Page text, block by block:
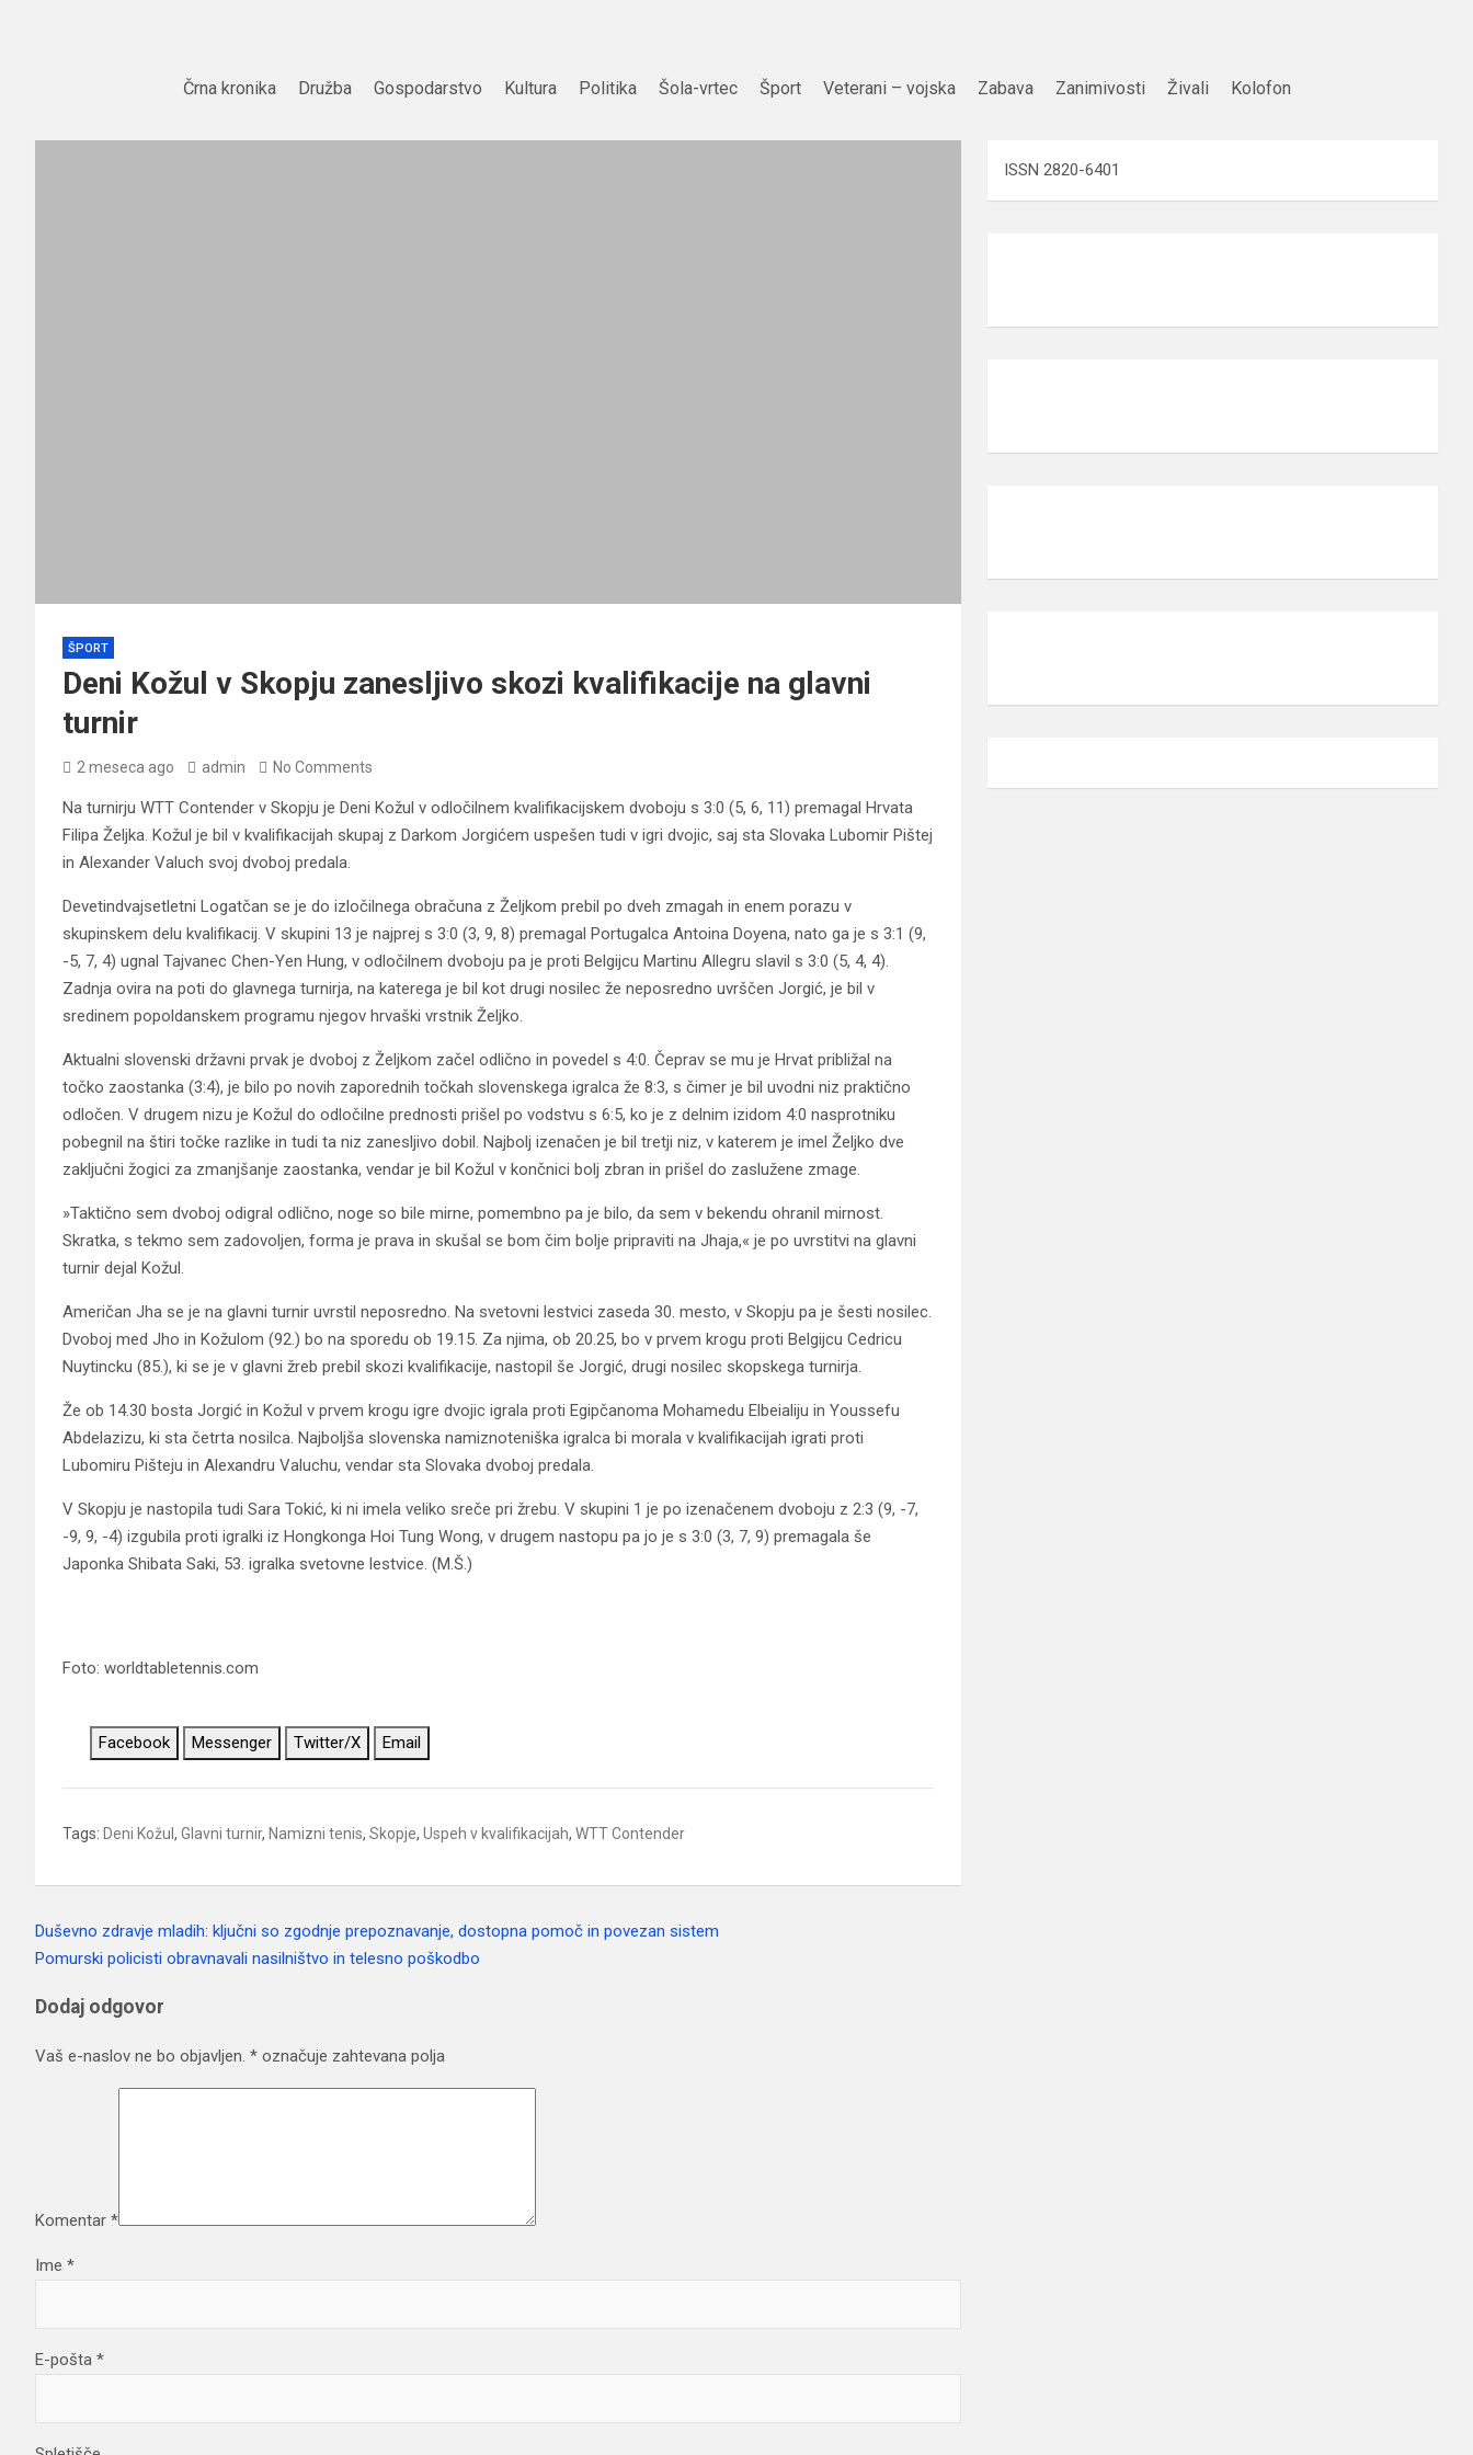
Črna kronika Družba Gospodarstvo Kultura Politika Šola-vrtec Šport Veterani – vojska Zabava Zanimivosti Živali Kolofon
ŠPORT
Deni Kožul v Skopju zanesljivo skozi kvalifikacije na glavni
turnir
2 meseca ago admin No Comments
Na turnirju WTT Contender v Skopju je Deni Kožul v odločilnem kvalifikacijskem dvoboju s 3:0 (5, 6, 11) premagal Hrvata
Filipa Željka. Kožul je bil v kvalifikacijah skupaj z Darkom Jorgićem uspešen tudi v igri dvojic, saj sta Slovaka Lubomir Pištej
in Alexander Valuch svoj dvoboj predala.
Devetindvajsetletni Logatčan se je do izločilnega obračuna z Željkom prebil po dveh zmagah in enem porazu v
skupinskem delu kvalifikacij. V skupini 13 je najprej s 3:0 (3, 9, 8) premagal Portugalca Antoina Doyena, nato ga je s 3:1 (9,
-5, 7, 4) ugnal Tajvanec Chen-Yen Hung, v odločilnem dvoboju pa je proti Belgijcu Martinu Allegru slavil s 3:0 (5, 4, 4).
Zadnja ovira na poti do glavnega turnirja, na katerega je bil kot drugi nosilec že neposredno uvrščen Jorgić, je bil v
sredinem popoldanskem programu njegov hrvaški vrstnik Željko.
Aktualni slovenski državni prvak je dvoboj z Željkom začel odlično in povedel s 4:0. Čeprav se mu je Hrvat približal na
točko zaostanka (3:4), je bilo po novih zaporednih točkah slovenskega igralca že 8:3, s čimer je bil uvodni niz praktično
odločen. V drugem nizu je Kožul do odločilne prednosti prišel po vodstvu s 6:5, ko je z delnim izidom 4:0 nasprotniku
pobegnil na štiri točke razlike in tudi ta niz zanesljivo dobil. Najbolj izenačen je bil tretji niz, v katerem je imel Željko dve
zaključni žogici za zmanjšanje zaostanka, vendar je bil Kožul v končnici bolj zbran in prišel do zaslužene zmage.
»Taktično sem dvoboj odigral odlično, noge so bile mirne, pomembno pa je bilo, da sem v bekendu ohranil mirnost.
Skratka, s tekmo sem zadovoljen, forma je prava in skušal se bom čim bolje pripraviti na Jhaja,« je po uvrstitvi na glavni
turnir dejal Kožul.
Američan Jha se je na glavni turnir uvrstil neposredno. Na svetovni lestvici zaseda 30. mesto, v Skopju pa je šesti nosilec.
Dvoboj med Jho in Kožulom (92.) bo na sporedu ob 19.15. Za njima, ob 20.25, bo v prvem krogu proti Belgijcu Cedricu
Nuytincku (85.), ki se je v glavni žreb prebil skozi kvalifikacije, nastopil še Jorgić, drugi nosilec skopskega turnirja.
Že ob 14.30 bosta Jorgić in Kožul v prvem krogu igre dvojic igrala proti Egipčanoma Mohamedu Elbeialiju in Youssefu
Abdelazizu, ki sta četrta nosilca. Najboljša slovenska namiznoteniška igralca bi morala v kvalifikacijah igrati proti
Lubomiru Pišteju in Alexandru Valuchu, vendar sta Slovaka dvoboj predala.
V Skopju je nastopila tudi Sara Tokić, ki ni imela veliko sreče pri žrebu. V skupini 1 je po izenačenem dvoboju z 2:3 (9, -7,
-9, 9, -4) izgubila proti igralki iz Hongkonga Hoi Tung Wong, v drugem nastopu pa jo je s 3:0 (3, 7, 9) premagala še
Japonka Shibata Saki, 53. igralka svetovne lestvice. (M.Š.)
Foto: worldtabletennis.com
Facebook Messenger Twitter/X Email
Tags: Deni Kožul , Glavni turnir, Namizni tenis, Skopje, Uspeh v kvalifikacijah, WTT Contender
Navigacija
Duševno zdravje mladih: ključni so zgodnje prepoznavanje, dostopna pomoč in povezan sistem
Pomurski policisti obravnavali nasilništvo in telesno poškodbo
Dodaj odgovor
Vaš e-naslov ne bo objavljen. * označuje zahtevana polja
Komentar *
Ime *
E-pošta *
ISSN 2820-6401